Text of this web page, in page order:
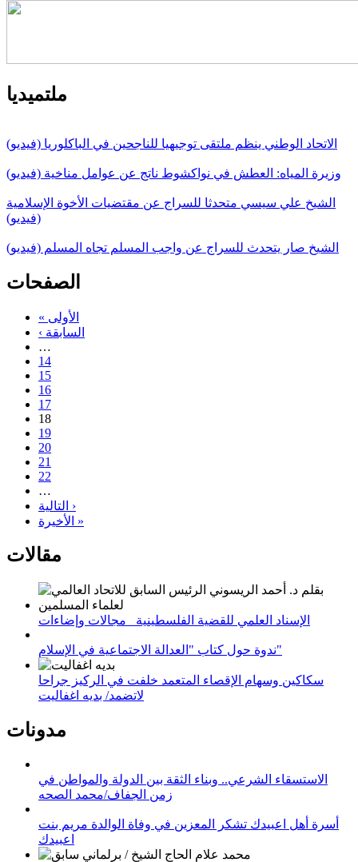
ملتميديا
الاتحاد الوطني ينظم ملتقى توجيهيا للناجحين في الباكلوريا (فيديو)
وزيرة المياه: العطش في نواكشوط ناتج عن عوامل مناخية (فيديو)
الشيخ علي سيسي متحدثا للسراج عن مقتضيات الأخوة الإسلامية
(فيديو)
الشيخ صار يتحدث للسراج عن واجب المسلم تجاه المسلم (فيديو)
الصفحات
« الأولى
‹ السابقة
…
14
15
16
17
18
19
20
21
22
…
التالية ›
الأخيرة »
مقالات
الإسناد العلمي للقضية الفلسطينية_ مجالات وإضاءات
ندوة حول كتاب "العدالة الاجتماعية في الإسلام"
سكاكين وسهام الإقصاء المتعمد خلفت في الركيز جراحا
لاتضمد/ بديه اغفاليت
مدونات
الاستسقاء الشرعي.. وبناء الثقة بين الدولة والمواطن في
زمن الجفاف/محمد الصحه
أسرة أهل اعبيدك تشكر المعزين في وفاة الوالدة مريم بنت
اعبيدك